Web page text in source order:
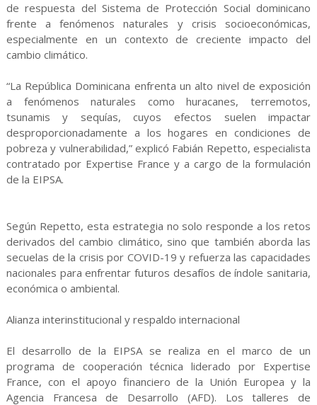
de respuesta del Sistema de Protección Social dominicano
frente a fenómenos naturales y crisis socioeconómicas,
especialmente en un contexto de creciente impacto del
cambio climático.
“La República Dominicana enfrenta un alto nivel de exposición
a fenómenos naturales como huracanes, terremotos,
tsunamis y sequías, cuyos efectos suelen impactar
desproporcionadamente a los hogares en condiciones de
pobreza y vulnerabilidad,” explicó Fabián Repetto, especialista
contratado por Expertise France y a cargo de la formulación
de la EIPSA.
Según Repetto, esta estrategia no solo responde a los retos
derivados del cambio climático, sino que también aborda las
secuelas de la crisis por COVID-19 y refuerza las capacidades
nacionales para enfrentar futuros desafíos de índole sanitaria,
económica o ambiental.
Alianza interinstitucional y respaldo internacional
El desarrollo de la EIPSA se realiza en el marco de un
programa de cooperación técnica liderado por Expertise
France, con el apoyo financiero de la Unión Europea y la
Agencia Francesa de Desarrollo (AFD). Los talleres de